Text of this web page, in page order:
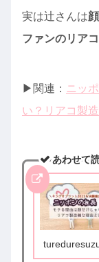
実は辻さんは
ファンのリア
▶︎関連： ニッ
い？リアコ製
あわせて